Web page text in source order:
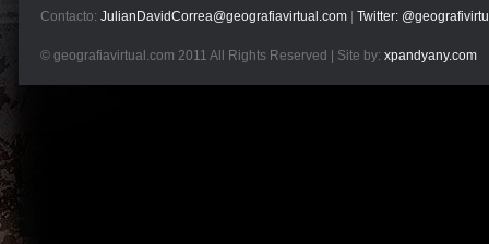
Contacto: JulianDavidCorrea@geografiavirtual.com Twitter:
© geografiavirtual.com 2011 All Rights Reserved | Site by: xpandyany.com